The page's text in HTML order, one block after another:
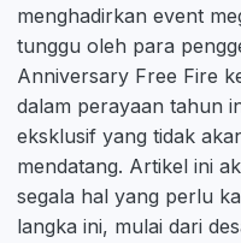
menghadirkan event
tunggu oleh para
Anniversary Free Fire
dalam perayaan tahun
eksklusif yang tidak
mendatang. Artikel ini
segala hal yang perlu
langka ini, mulai dari